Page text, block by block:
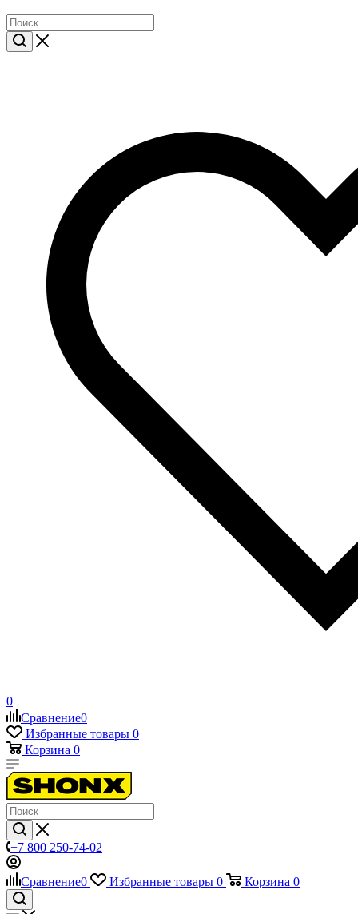
0
Сравнение0
Избранные товары 0
Корзина 0
+7 800 250-74-02
Сравнение0 Избранные товары 0 Корзина 0